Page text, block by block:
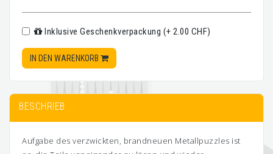
Inklusive Geschenkverpackung (+ 2.00 CHF)
IN DEN WARENKORB
BESCHRIEB
Aufgabe des verzwickten, brandneuen Metallpuzzles ist